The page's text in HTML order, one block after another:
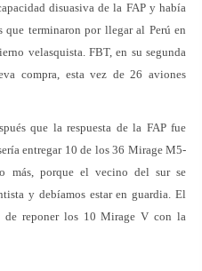
disuasiva de la FAP y había
terminaron por llegar al Perú en
velasquista. FBT, en su segunda
compra, esta vez de 26 aviones
que la respuesta de la FAP fue
entregar 10 de los 36 Mirage M5-
más, porque el vecino del sur se
y debíamos estar en guardia. El
de reponer los 10 Mirage V con la